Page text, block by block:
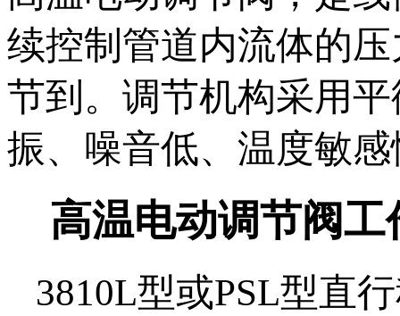
续控制管道内流体的
节到。调节机构采用
振、噪音低、温度敏
高温电动调节阀工
3810L型或PSL型直